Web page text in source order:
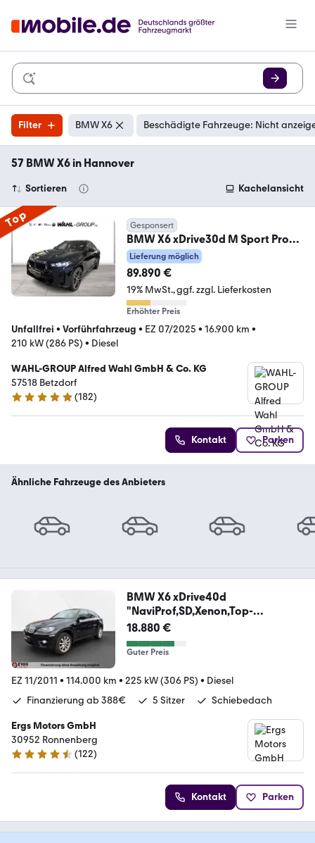
Filter BMW X6 Beschädigte Fahrzeuge: Nicht
57 BMW X6 in Hannover
Sortieren Kachelansicht
Top Gesponsert
BMW X6 xDrive30d M Sport Pro
Panorama AHK HeadUp Ico
Lieferung möglich
89.890 €
19% MwSt. ggf. zzgl. Lieferkosten
Erhöhter Preis
Unfallfrei • Vorführfahrzeug • EZ 07/2025 • 16.900 km •
210 kW (286 PS) • Diesel
WAHL-GROUP Alfred Wahl GmbH & Co. KG
57518 Betzdorf
5 Sterne
(182)
Kontakt Parken
Ähnliche Fahrzeuge des Anbieters
BMW X6 xDrive40d
"NaviProf,SD,Xenon,Top-
View,Head-UP
18.880 €
Guter Preis
EZ 11/2011 • 114.000 km • 225 kW (306 PS) • Diesel
Finanzierung ab 388€
5 Sitzer Schiebedach
Ergs Motors GmbH
30952 Ronnenberg
4.6 Sterne
(122)
Kontakt Parken